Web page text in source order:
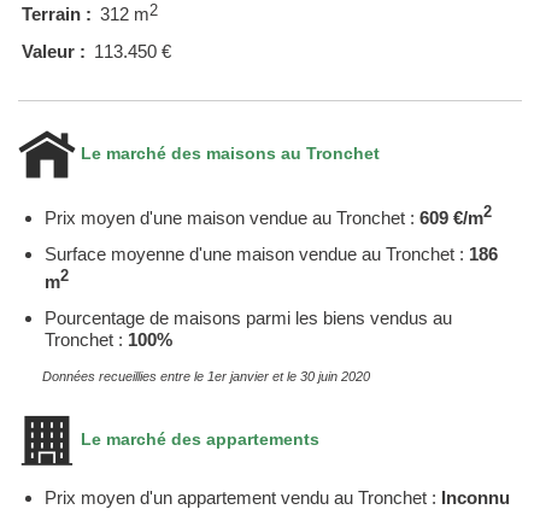
Terrain : 312 m2
Valeur : 113.450 €
Le marché des maisons au Tronchet
Prix moyen d'une maison vendue au Tronchet : 609 €/m2
Surface moyenne d'une maison vendue au Tronchet : 186
m2
Pourcentage de maisons parmi les biens vendus au
Tronchet : 100%
Données recueillies entre le 1er janvier et le 30 juin 2020
Le marché des appartements
Prix moyen d'un appartement vendu au Tronchet : Inconnu